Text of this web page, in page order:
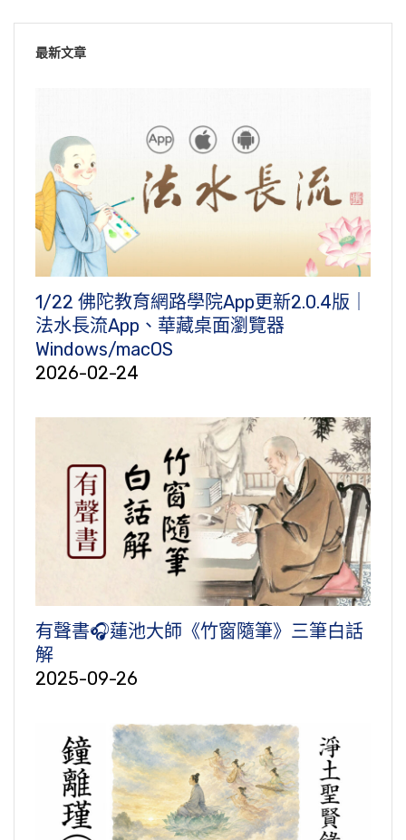
最新文章
1/22 佛陀教育網路學院App更新2.0.4版｜
法水長流App、華藏桌面瀏覽器
Windows/macOS
2026-02-24
有聲書🎧蓮池大師《竹窗隨筆》三筆白話
解
2025-09-26